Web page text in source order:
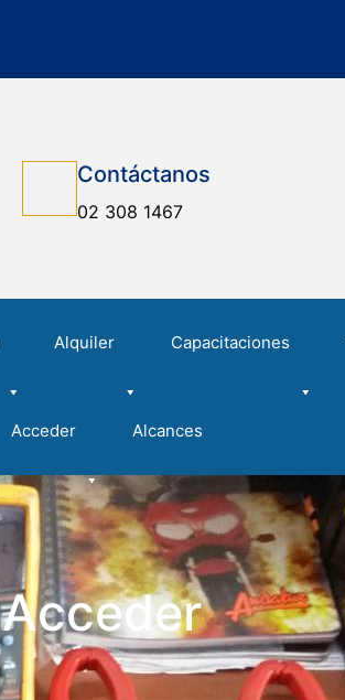
Contáctanos
02 308 1467
Alquiler Capacitaciones
Acceder Alcances
Acceder